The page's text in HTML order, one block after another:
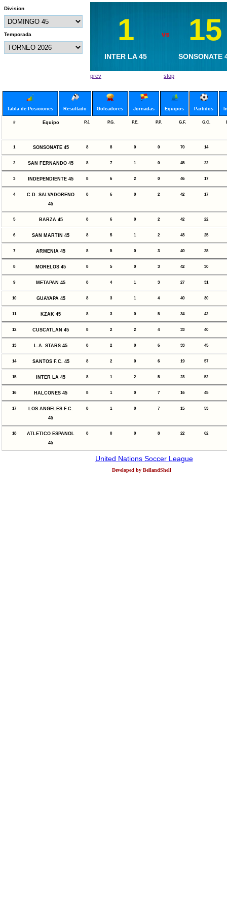
Division
Temporada 1
INTER LA 45
vs 15
SONSONATE
1
METAPAN 45
vs 6
BARZA 45
prev stop
Tabla de Posiciones Resultado Goleadores Jornadas Equipos Partidos
# Equipo P.J. P.G. P.E. P.P. G.F. G.C.
1 SONSONATE 45 8 8 0 0 70 14
2 SAN FERNANDO 45 8 7 1 0 45 22
3 INDEPENDIENTE 45 8 6 2 0 46 17
4
C.D. SALVADORENO
45
8 6 0 2 42 17
5 BARZA 45 8 6 0 2 42 22
6 SAN MARTIN 45 8 5 1 2 43 25
7 ARMENIA 45 8 5 0 3 40 28
8 MORELOS 45 8 5 0 3 42 30
9 METAPAN 45 8 4 1 3 27 31
10 GUAYAPA 45 8 3 1 4 40 30
11 KZAK 45 8 3 0 5 34 42
12 CUSCATLAN 45 8 2 2 4 33 40
13 L.A. STARS 45 8 2 0 6 33 45
14 SANTOS F.C. 45 8 2 0 6 19 57
15 INTER LA 45 8 1 2 5 23 52
16 HALCONES 45 8 1 0 7 16 45
17
LOS ANGELES F.C.
45
8 1 0 7 15 53
18
ATLETICO ESPANOL
45
8 0 0 8 22 62
United Nations Soccer League
Developed by BellandShell